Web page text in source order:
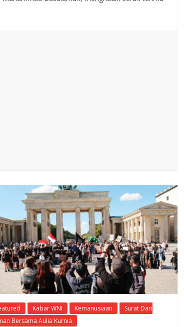
Kabar WNI Kemanusiaan
Surat Dari
Bersama Aulia Kurnia